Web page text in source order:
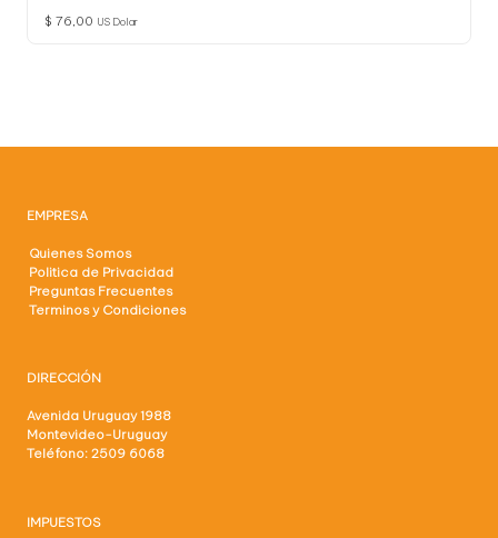
$ 76,00 US Dolar
EMPRESA
Quienes Somos
Politica de Privacidad
Preguntas Frecuentes
Terminos y Condiciones
DIRECCIÓN
Avenida Uruguay 1988
Montevideo-Uruguay
Teléfono: 2509 6068
IMPUESTOS